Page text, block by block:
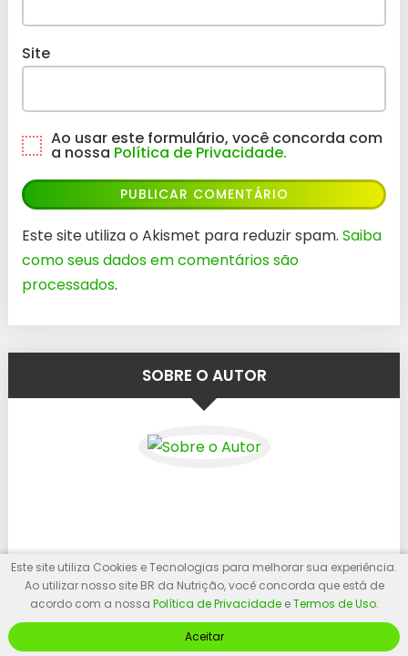
Site
Ao usar este formulário, você concorda com
a nossa Política de Privacidade.
Este site utiliza o Akismet para reduzir spam. Saiba
como seus dados em comentários são
processados.
SOBRE O AUTOR
Bruno Rodrigo é nutricionista com mais
consultoria fitness online, especialista
Este site utiliza Cookies e Tecnologias para melhorar sua experiência.
Ao utilizar nosso site BR da Nutrição, você concorda que está de
acordo com a nossa Política de PrivacidadeeTermos de Uso.
Aceitar